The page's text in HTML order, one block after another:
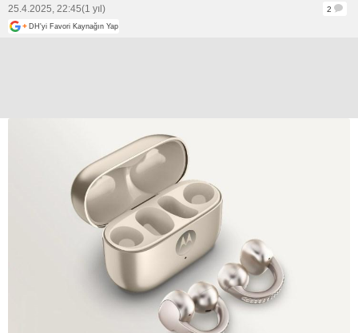
25.4.2025, 22:45(1 yıl)
2
+ DH'yi Favori Kaynağın Yap